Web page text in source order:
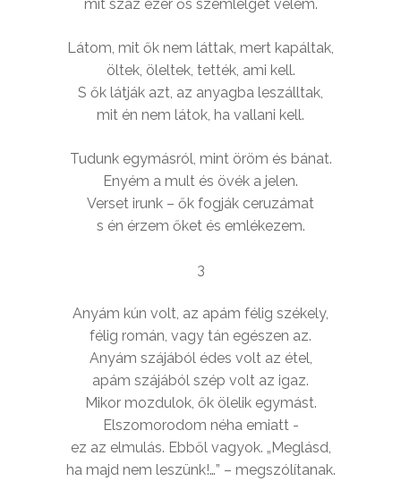
mit száz ezer ős szemlélget velem.
Látom, mit ők nem láttak, mert kapáltak,
öltek, öleltek, tették, ami kell.
S ők látják azt, az anyagba leszálltak,
mit én nem látok, ha vallani kell.
Tudunk egymásról, mint öröm és bánat.
Enyém a mult és övék a jelen.
Verset irunk – ők fogják ceruzámat
s én érzem őket és emlékezem.
3
Anyám kún volt, az apám félig székely,
félig román, vagy tán egészen az.
Anyám szájából édes volt az étel,
apám szájából szép volt az igaz.
Mikor mozdulok, ők ölelik egymást.
Elszomorodom néha emiatt -
ez az elmulás. Ebből vagyok. „Meglásd,
ha majd nem leszünk!…” – megszólítanak.